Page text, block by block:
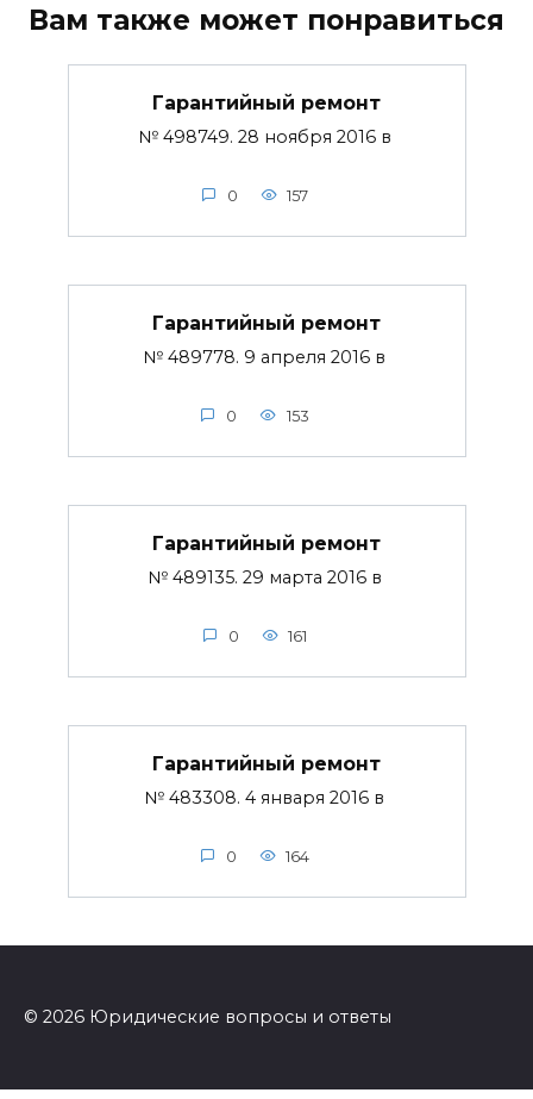
Вам также может понравиться
Гарантийный ремонт
№ 498749. 28 ноября 2016 в
0 157
Гарантийный ремонт
№ 489778. 9 апреля 2016 в
0 153
Гарантийный ремонт
№ 489135. 29 марта 2016 в
0 161
Гарантийный ремонт
№ 483308. 4 января 2016 в
0 164
© 2026 Юридические вопросы и ответы